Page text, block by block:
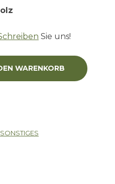
Sie uns!
Menge
WARENKORB
SONSTIGES